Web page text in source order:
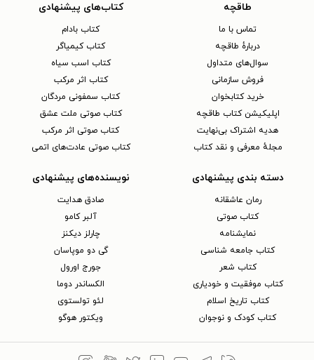
طاقچه
تماس با ما
دربارهٔ طاقچه
سوال‌های متداول
فروش سازمانی
خرید کتابخوان
اپلیکیشن کتاب طاقچه
هدیه اشتراک بی‌نهایت
مجلهٔ معرفی و نقد کتاب
کتاب‌های پیشنهادی
کتاب بادام
کتاب کیمیاگر
کتاب اسب سیاه
کتاب اثر مرکب
کتاب سمفونی مردگان
کتاب صوتی ملت عشق
کتاب صوتی اثر مرکب
کتاب صوتی عادت‌های اتمی
دسته بندی پیشنهادی
رمان عاشقانه
کتاب‌ صوتی
نمایشنامه
کتاب جامعه شناسی
کتاب شعر
کتاب موفقیت و خودیاری
کتاب تاریخ اسلام
کتاب کودک و نوجوان
نویسنده‌های پیشنهادی
صادق هدایت
آلبر کامو
چارلز دیکنز
گی دو موپاسان
جورج اورول
الکساندر دوما
لئو تولستوی
ویکتور هوگو